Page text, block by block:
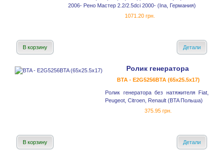
2006- Рено Мастер 2.2/2.5dci 2000- (Ina, Германия)
1071.20 грн.
В корзину Детали
Ролик генератора
BTA - E2G5256BTA (65x25.5x17)
Ролик генератора без натяжителя Fiat,
Peugeot, Citroen, Renault (BTA Польша)
375.95 грн.
В корзину Детали